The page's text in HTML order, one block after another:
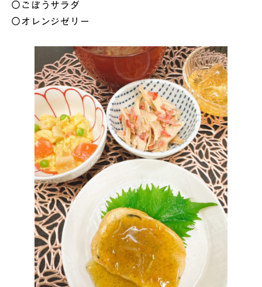
〇ごぼうサラダ
〇オレンジゼリー